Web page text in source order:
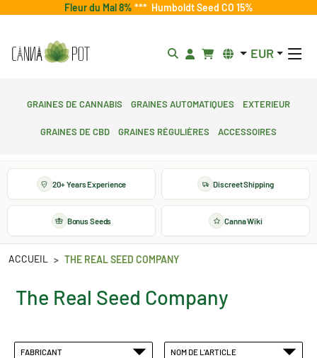
Fleur du Mal 8% *** Humboldt Seed CO 15%
EUR
Graines de cannabis Graines automatiques
Exterieur
Graines de CBD Graines régulières Accessoires
20+ Years Experience Discreet Shipping
Bonus Seeds Canna Wiki
ACCUEIL THE REAL SEED COMPANY
The Real Seed Company
FABRICANT NOM DE L'ARTICLE